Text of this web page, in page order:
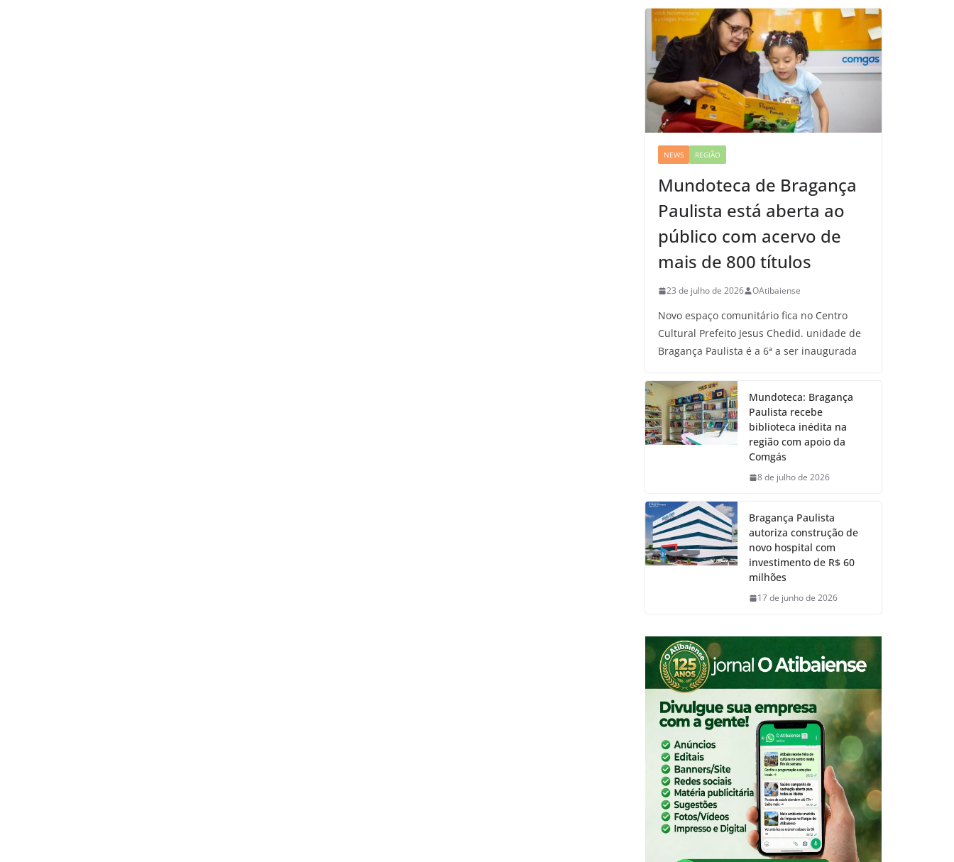
NEWS REGIÃO
Mundoteca de Bragança
Paulista está aberta ao
público com acervo de
mais de 800 títulos
23 de julho de 2026 OAtibaiense
Novo espaço comunitário fica no Centro
Cultural Prefeito Jesus Chedid. unidade de
Bragança Paulista é a 6ª a ser inaugurada
Mundoteca: Bragança
Paulista recebe
biblioteca inédita na
região com apoio da
Comgás
8 de julho de 2026
Bragança Paulista
autoriza construção de
novo hospital com
investimento de R$ 60
milhões
17 de junho de 2026